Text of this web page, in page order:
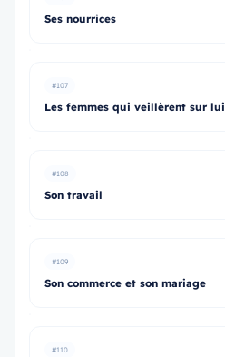
Ses nourrices
#107
Les femmes qui veillèrent sur lui
#108
Son travail
#109
Son commerce et son mariage
#110